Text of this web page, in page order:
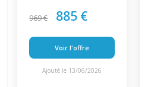
969 € 885 €
Voir l'offre
Ajouté le 13/06/2026